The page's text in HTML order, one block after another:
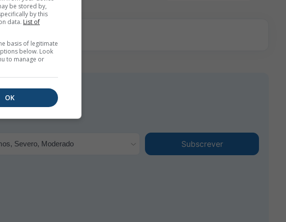
be stored by,
by this
data. List of
basis of legitimate
below. Look
to manage or
OK